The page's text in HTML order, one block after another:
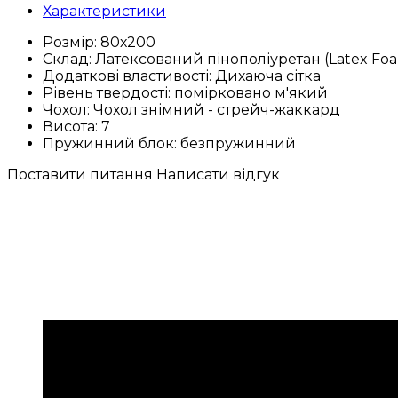
Характеристики
Розмір: 80х200
Склад: Латексований пінополіуретан (Latex
Додаткові властивості: Дихаюча сітка
Рівень твердості: помірковано м'який
Чохол: Чохол знімний - стрейч-жаккард
Висота: 7
Пружинний блок: безпружинний
Поставити питання Написати відгук